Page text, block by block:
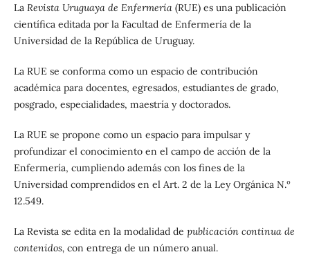
La Revista Uruguaya de Enfermería(RUE) es una publicación
científica editada por la Facultad de Enfermería de la
Universidad de la República de Uruguay.
La RUE se conforma como un espacio de contribución
académica para docentes, egresados, estudiantes de grado,
posgrado, especialidades, maestría y doctorados.
La RUE se propone como un espacio para impulsar y
profundizar el conocimiento en el campo de acción de la
Enfermería, cumpliendo además con los fines de la
Universidad comprendidos en el Art. 2 de la Ley Orgánica N.º
12.549.
La Revista se edita en la modalidad de publicación continua de
contenidos, con entrega de un número anual.